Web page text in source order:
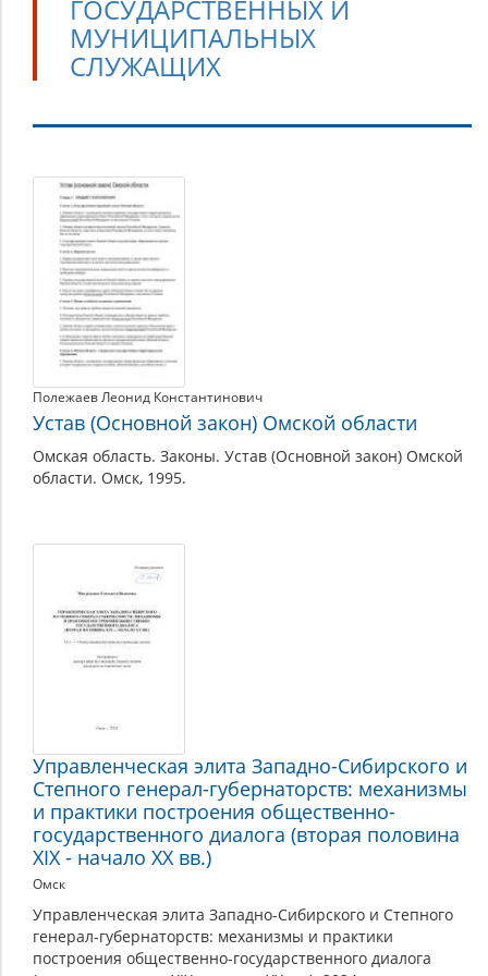
ГОСУДАРСТВЕННЫХ И
МУНИЦИПАЛЬНЫХ
СЛУЖАЩИХ
Материалы
для
государственных
муниципальных
служащих
Полежаев Леонид Константинович
Устав (Основной закон) Омской области
Омская область. Законы. Устав (Основной закон) Омской
области. Омск, 1995.
Управленческая элита Западно-Сибирского и
Степного генерал-губернаторств: механизмы
и практики построения общественно-
государственного диалога (вторая половина
XIX - начало XX вв.)
Омск
Управленческая элита Западно-Сибирского и Степного
генерал-губернаторств: механизмы и практики
построения общественно-государственного диалога